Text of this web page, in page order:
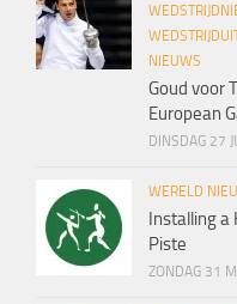
NIEUWS
Goud voor
European
DINSDAG 27
WERELD
Installing a
Piste
ZONDAG 31